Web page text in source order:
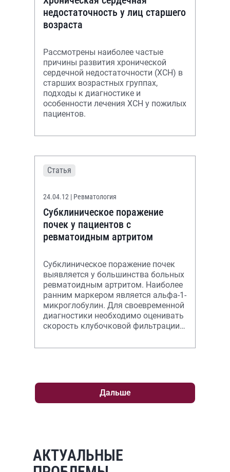
недостаточность у лиц старшего
возраста
Рассмотрены наиболее частые
причины развития хронической
сердечной недостаточности (ХСН) в
старших возрастных группах,
подходы к диагностике и
особенности лечения ХСН у пожилых
пациентов.
Статья
24.04.12 | Ревматология
Субклиническое поражение
почек у пациентов с
ревматоидным артритом
Субклиническое поражение почек
выявляется у большинства больных
ревматоидным артритом. Наиболее
ранним маркером является альфа-1-
микроглобулин. Для своевременной
диагностики необходимо оценивать
скорость клубочковой фильтрации и
Дальше
АКТУАЛЬНЫЕ